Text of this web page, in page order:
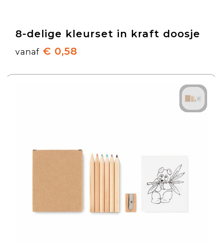
8-delige kleurset in kraft doosje
vanaf € 0,58